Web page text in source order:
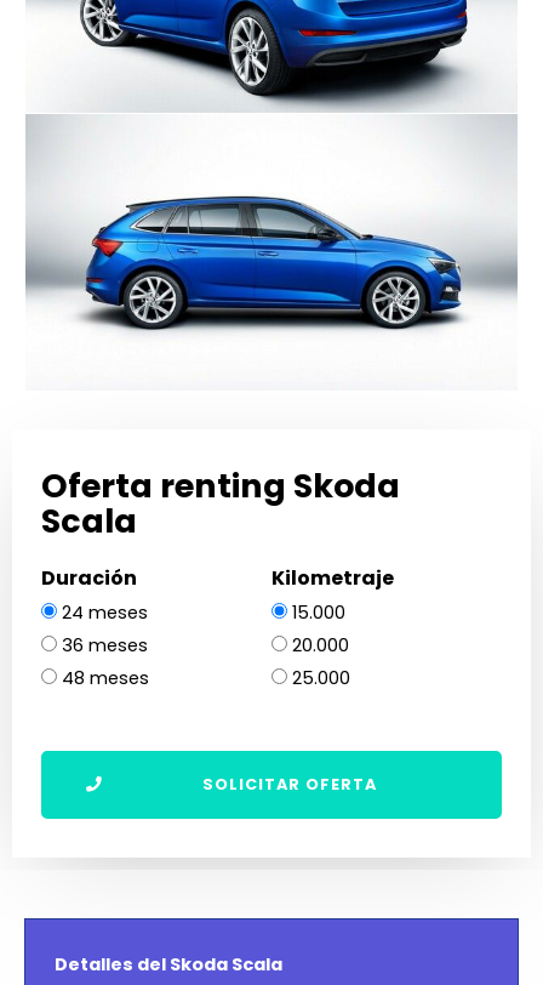
Oferta renting Skoda
Scala
Duración
24 meses
36 meses
48 meses
Kilometraje
15.000
20.000
25.000
SOLICITAR OFERTA
Detalles del Skoda Scala